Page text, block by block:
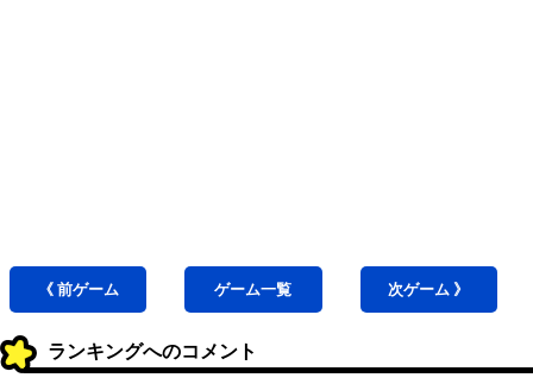
《 前ゲーム ゲーム一覧 次ゲーム 》
ランキングへのコメント